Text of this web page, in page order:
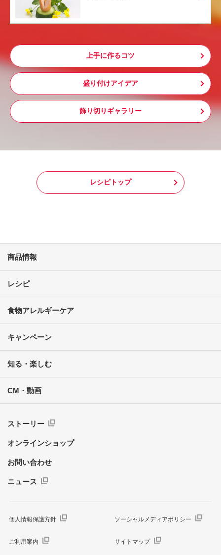
上手に作るコツ
盛り付けアイデア
飾り切りギャラリー
レシピトップ
商品情報
レシピ
食物アレルギーケア
キャンペーン
知る・楽しむ
CM・動画
ストーリー
オンラインショップ
お問い合わせ
ニュース
個人情報保護方針 ソーシャルメディアポリシー
ご利用案内 サイトマップ